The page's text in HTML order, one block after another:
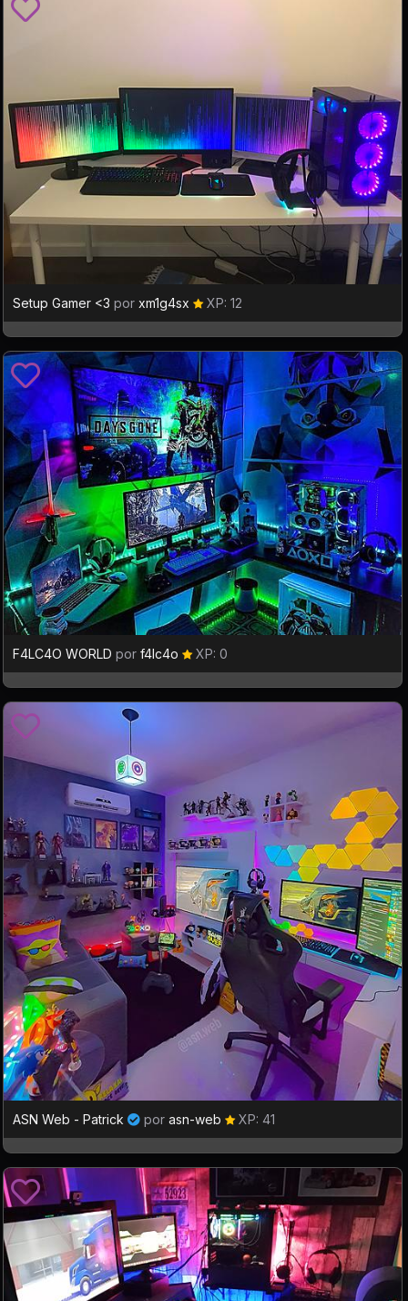
Setup Gamer <3 por xm1g4sx XP: 12
F4LC4O WORLD por f4lc4o XP: 0
ASN Web - Patrick por asn-web XP: 41